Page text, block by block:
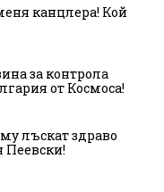
канцлера! Кой
за контрола
от Космоса!
лъскат здраво